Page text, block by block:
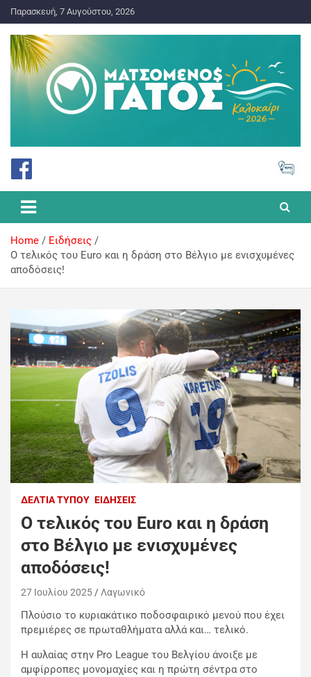
Παρασκευή, 7 Αυγούστου, 2026
Ματσωμένος Γάτος – Όλα για
το Στοίχημα
Home
Ειδήσεις
Ο τελικός του Euro και η δράση στο Βέλγιο με ενισχυμένες
αποδόσεις!
ΔΕΛΤΊΑ ΤΎΠΟΥ ΕΙΔΉΣΕΙΣ
Ο τελικός του Euro και η δράση
στο Βέλγιο με ενισχυμένες
αποδόσεις!
27 Ιουλίου 2025 Λαγωνικό
Πλούσιο το κυριακάτικο ποδοσφαιρικό μενού που έχει
πρεμιέρες σε πρωταθλήματα αλλά και… τελικό.
Η αυλαίας στην Pro League του Βελγίου άνοιξε με
αμφίρροπες μονομαχίες και η πρώτη σέντρα στο